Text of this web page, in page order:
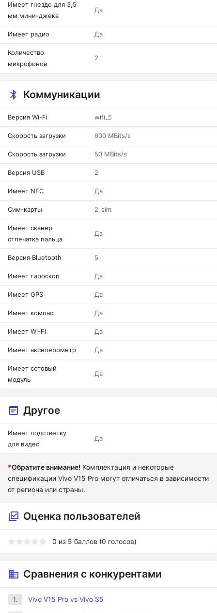
Имеет гнездо для 3,5
мм мини-джека
Да
Имеет радио Да
Количество
микрофонов
2
Коммуникации
Версия Wi-Fi wifi_5
Скорость загрузки 600 MBits/s
Скорость загрузки 50 MBits/s
Версия USB 2
Имеет NFC Да
Сим-карты 2_sim
Имеет сканер
отпечатка пальца
Да
Версия Bluetooth 5
Имеет гироскоп Да
Имеет GPS Да
Имеет компас Да
Имеет Wi-Fi Да
Имеет акселерометр Да
Имеет сотовый
модуль
Да
Другое
Имеет подстветку
для видео
Да
*Обратите внимание! Комплектация и некоторые
спецификации Vivo V15 Pro могут отличаться в зависимости
от региона или страны.
Оценка пользователей
0 из 5 баллов (0 голосов)
Сравнения с конкурентами
1. Vivo V15 Pro vs Vivo S5